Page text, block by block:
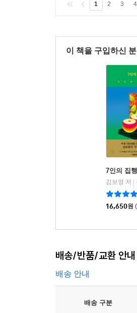
1 2 3 4
이 책을 구입하신
7인의 집
김보영 저
16,650원
배송/반품/교환 안내
배송 안내
배송 구분